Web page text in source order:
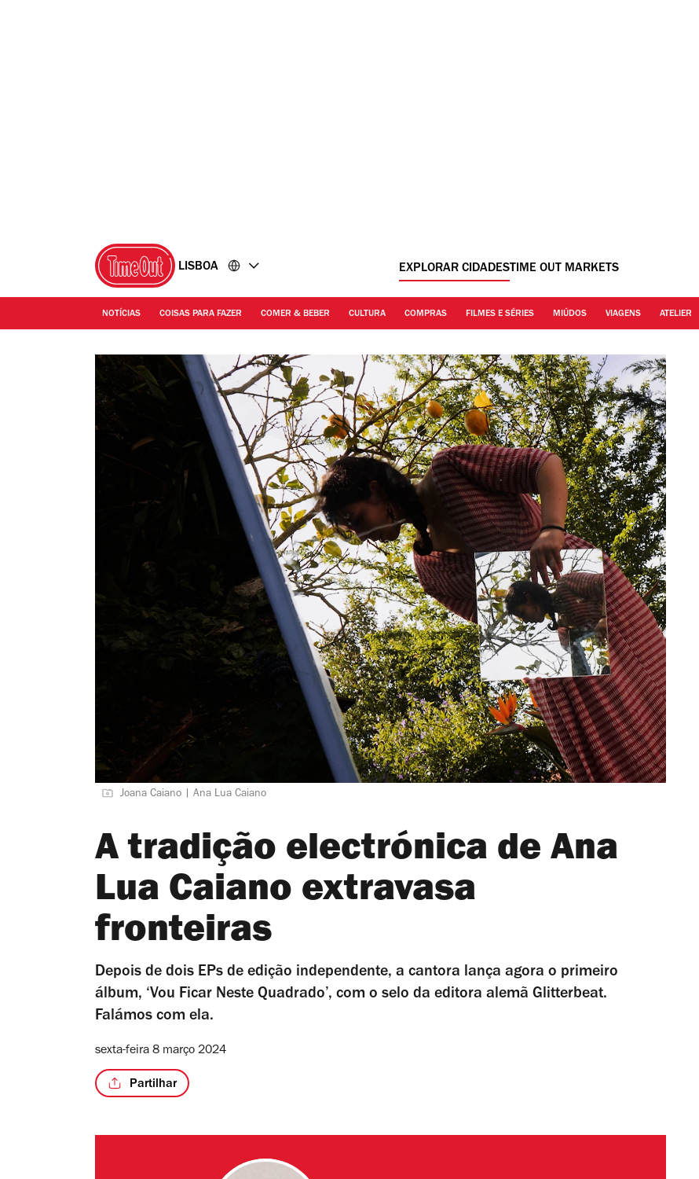
LISBOA EXPLORAR CIDADESTIME OUT MARKETS
NOTÍCIAS COISAS PARA FAZER COMER & BEBER CULTURA COMPRAS FILMES E SÉRIES MIÚDOS VIAGENS ATELIER
Joana Caiano | Ana Lua Caiano
A tradição electrónica de Ana
Lua Caiano extravasa
fronteiras
Depois de dois EPs de edição independente, a cantora lança agora o primeiro
álbum, ‘Vou Ficar Neste Quadrado’, com o selo da editora alemã Glitterbeat.
Falámos com ela.
sexta-feira 8 março 2024
Partilhar